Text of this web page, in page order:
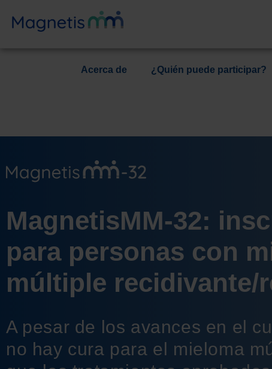
Acerca de ¿Quién puede participar?
MagnetisMM-32:
para personas con
múltiple recidivante/
A pesar de los avances en el
no hay cura para el mieloma